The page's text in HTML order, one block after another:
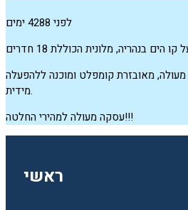
לפני 4288 ימים
מאובזרת קומפלט ומוכנה ללהפעלה
מידית.
עסקה מעולה למהירי החלטה!!!
ראשי